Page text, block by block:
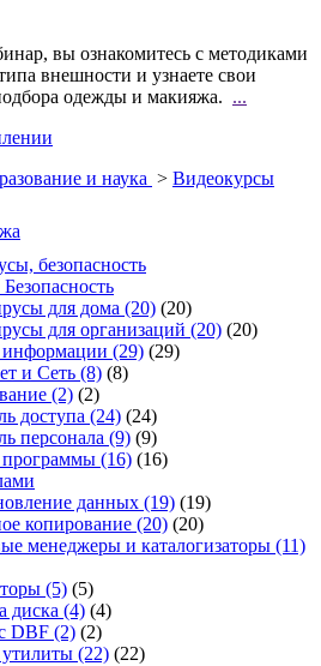
вы ознакомитесь с методиками
внешности и узнаете свои
одежды и макияжа. ...
и наука > Видеокурсы
безопасность
для дома (20) (20)
для организаций (20) (20)
(29) (29)
и Сеть (8) (8)
(2) (2)
доступа (24) (24)
персонала (9) (9)
(16) (16)
данных (19) (19)
копирование (20) (20)
менеджеры и каталогизаторы (11)
(5) (5)
диска (4) (4)
DBF (2) (2)
(22) (22)